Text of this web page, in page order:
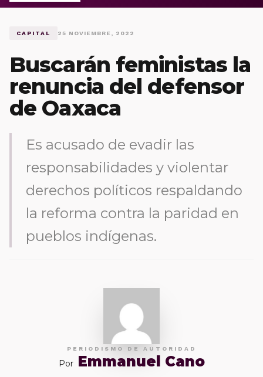
CAPITAL 25 NOVIEMBRE, 2022
Buscarán feministas la
renuncia del defensor
de Oaxaca
Es acusado de evadir las
responsabilidades y violentar
derechos políticos respaldando
la reforma contra la paridad en
pueblos indígenas.
PERIODISMO DE AUTORIDAD
Por Emmanuel Cano